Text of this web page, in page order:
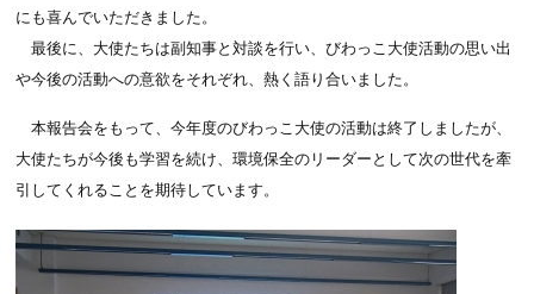
にも喜んでいただきました。
最後に、大使たちは副知事と対談を行い、びわっこ大使活動の思い出
や今後の活動への意欲をそれぞれ、熱く語り合いました。
本報告会をもって、今年度のびわっこ大使の活動は終了しましたが、
大使たちが今後も学習を続け、環境保全のリーダーとして次の世代を牽
引してくれることを期待しています。